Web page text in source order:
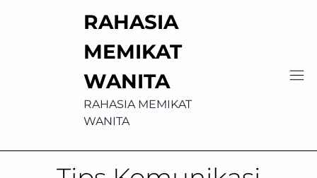
RAHASIA
MEMIKAT
WANITA
RAHASIA MEMIKAT
WANITA